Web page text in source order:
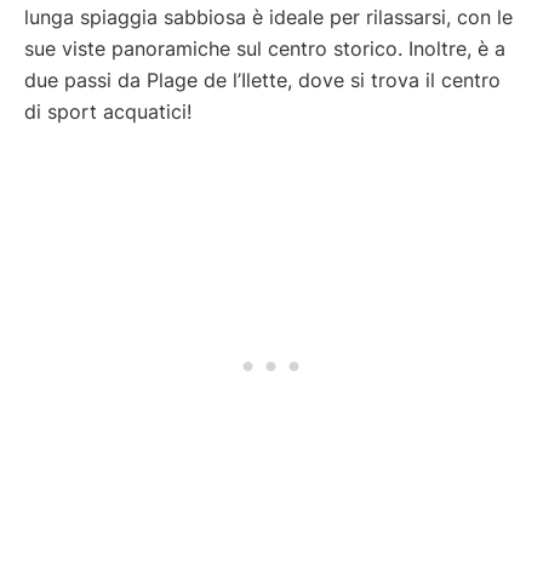
lunga spiaggia sabbiosa è ideale per rilassarsi, con le
sue viste panoramiche sul centro storico. Inoltre, è a
due passi da Plage de l’Ilette, dove si trova il centro
di sport acquatici!